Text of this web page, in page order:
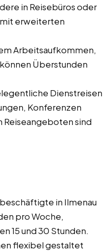
in Reisebüros oder
erweiterten
Arbeitsaufkommen,
Überstunden
Dienstreisen
Konferenzen
Reiseangeboten sind
in Ilmenau
pro Woche,
15 und 30 Stunden.
flexibel gestaltet